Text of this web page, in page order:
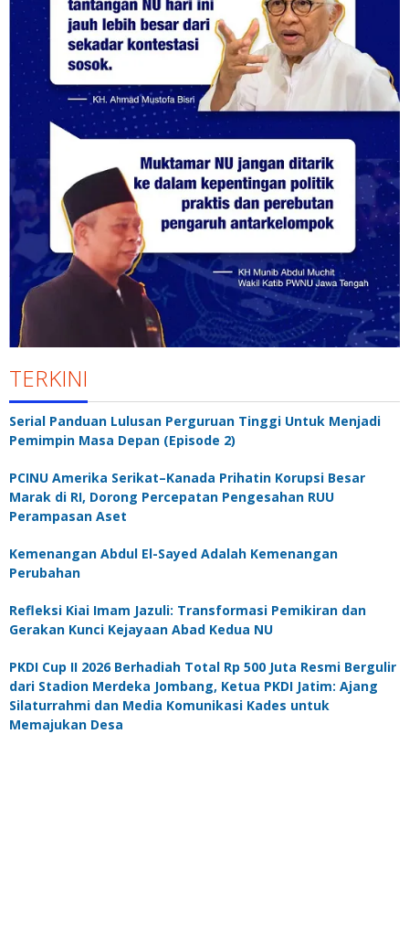
TERKINI
Serial Panduan Lulusan Perguruan Tinggi Untuk Menjadi
Pemimpin Masa Depan (Episode 2)
PCINU Amerika Serikat–Kanada Prihatin Korupsi Besar
Marak di RI, Dorong Percepatan Pengesahan RUU
Perampasan Aset
Kemenangan Abdul El-Sayed Adalah Kemenangan
Perubahan
Refleksi Kiai Imam Jazuli: Transformasi Pemikiran dan
Gerakan Kunci Kejayaan Abad Kedua NU
PKDI Cup II 2026 Berhadiah Total Rp 500 Juta Resmi Bergulir
dari Stadion Merdeka Jombang, Ketua PKDI Jatim: Ajang
Silaturrahmi dan Media Komunikasi Kades untuk
Memajukan Desa